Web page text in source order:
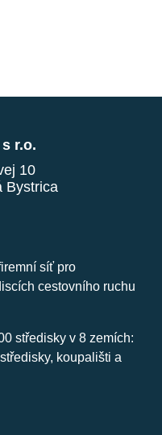
r.o.
10
Bystrica
síť pro
cestovního ruchu
středisky v 8 zemích:
koupališti a